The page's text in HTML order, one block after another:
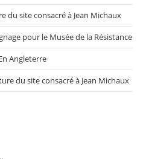
du site consacré à Jean Michaux
pour le Musée de la Résistance
Angleterre
du site consacré à Jean Michaux